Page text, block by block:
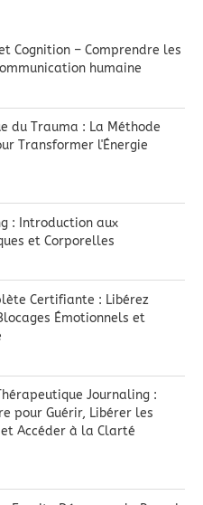
Cognition – Comprendre les
humaine
du Trauma : La Méthode
Transformer l'Énergie
: Introduction aux
et Corporelles
Certifiante : Libérez
Émotionnels et
Journaling :
pour Guérir, Libérer les
Accéder à la Clarté